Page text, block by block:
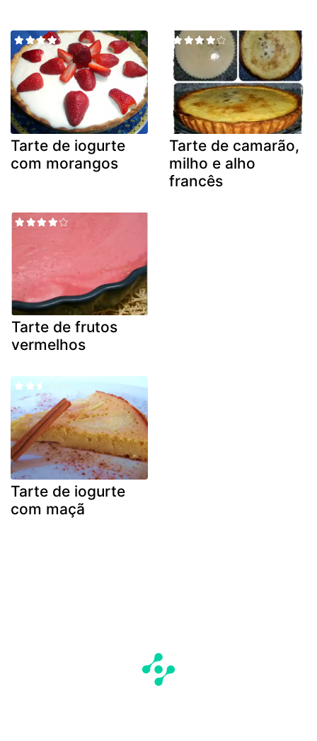
Tarte de iogurte
com morangos
Tarte de camarão,
milho e alho
francês
Tarte de frutos
vermelhos
Tarte de iogurte
com maçã